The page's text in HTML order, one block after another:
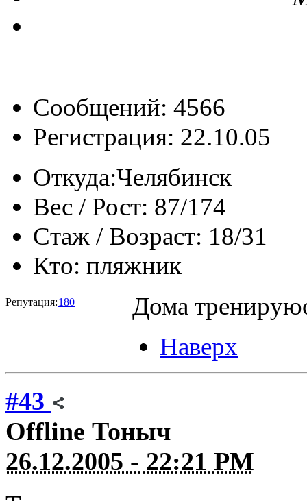
Сообщений: 4566
Регистрация: 22.10.05
Откуда:Челябинск
Вес / Рост: 87/174
Стаж / Возраст: 18/31
Кто: пляжник
Репутация:180
Дома
Наверх
#43
Offline Тоныч
26.12.2005 - 22:21 PM